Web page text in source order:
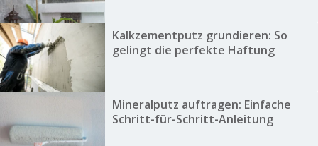
Kalkzementputz grundieren: So
gelingt die perfekte Haftung
Mineralputz auftragen: Einfache
Schritt-für-Schritt-Anleitung